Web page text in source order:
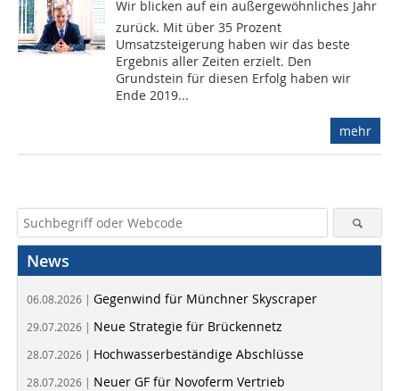
Wir blicken auf ein außergewöhnliches Jahr
zurück. Mit über 35 Prozent
Umsatzsteigerung haben wir das beste
Ergebnis aller Zeiten erzielt. Den
Grundstein für diesen Erfolg haben wir
Ende 2019...
mehr
News
06.08.2026 | Gegenwind für Münchner Skyscraper
29.07.2026 | Neue Strategie für Brückennetz
28.07.2026 | Hochwasserbeständige Abschlüsse
28.07.2026 | Neuer GF für Novoferm Vertrieb